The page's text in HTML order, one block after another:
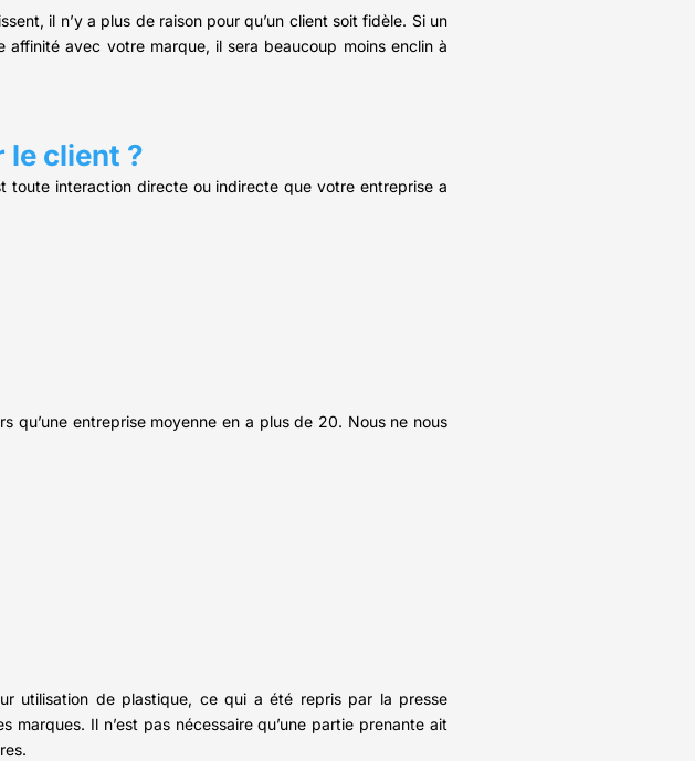
il n’y a plus de raison pour qu’un client soit fidèle. Si un
avec votre marque, il sera beaucoup moins enclin à
le client ?
interaction directe ou indirecte que votre entreprise a
entreprise moyenne en a plus de 20. Nous ne nous
utilisation de plastique, ce qui a été repris par la presse
Il n’est pas nécessaire qu’une partie prenante ait